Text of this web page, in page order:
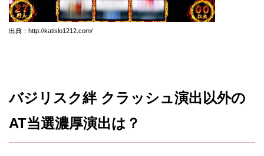
出典：http://katislo1212.com/
バジリスク絆 クラッシュ演出以外の
AT当選濃厚演出は？